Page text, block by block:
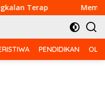
Memasuki H-
PENDIDIKAN